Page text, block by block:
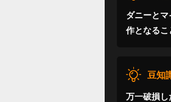
ダニーと
作となるこ
豆知
万一破損